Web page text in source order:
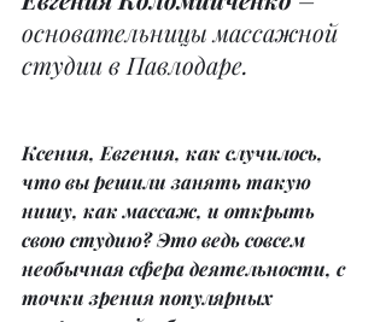
основательницы массажной
студии в Павлодаре.
Ксения, Евгения, как случилось,
что вы решили занять такую
нишу, как массаж, и открыть
свою студию? Это ведь совсем
необычная сфера деятельности, с
точки зрения популярных